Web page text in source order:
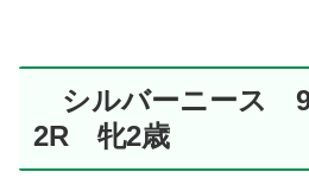
シルバーニース
2R 牝2歳